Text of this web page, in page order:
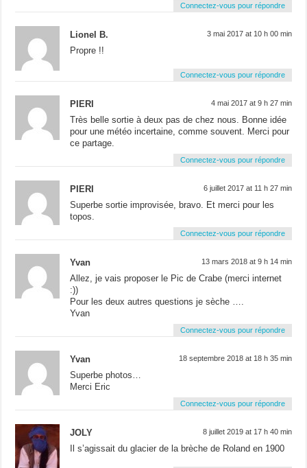
Connectez-vous pour répondre
Lionel B. 3 mai 2017 at 10 h 00 min
Propre !!
Connectez-vous pour répondre
PIERI 4 mai 2017 at 9 h 27 min
Très belle sortie à deux pas de chez nous. Bonne idée
pour une météo incertaine, comme souvent. Merci pour
ce partage.
Connectez-vous pour répondre
PIERI 6 juillet 2017 at 11 h 27 min
Superbe sortie improvisée, bravo. Et merci pour les
topos.
Connectez-vous pour répondre
Yvan 13 mars 2018 at 9 h 14 min
Allez, je vais proposer le Pic de Crabe (merci internet
:))
Pour les deux autres questions je sèche ….
Yvan
Connectez-vous pour répondre
Yvan 18 septembre 2018 at 18 h 35 min
Superbe photos…
Merci Eric
Connectez-vous pour répondre
JOLY 8 juillet 2019 at 17 h 40 min
Il s’agissait du glacier de la brèche de Roland en 1900